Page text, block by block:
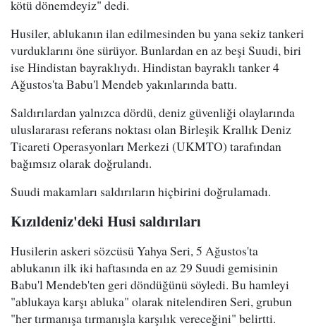
kötü dönemdeyiz" dedi.
Husiler, ablukanın ilan edilmesinden bu yana sekiz tankeri
vurduklarını öne sürüyor. Bunlardan en az beşi Suudi, biri
ise Hindistan bayraklıydı. Hindistan bayraklı tanker 4
Ağustos'ta Babu'l Mendeb yakınlarında battı.
Saldırılardan yalnızca dördü, deniz güvenliği olaylarında
uluslararası referans noktası olan Birleşik Krallık Deniz
Ticareti Operasyonları Merkezi (UKMTO) tarafından
bağımsız olarak doğrulandı.
Suudi makamları saldırıların hiçbirini doğrulamadı.
Kızıldeniz'deki Husi saldırıları
Husilerin askeri sözcüsü Yahya Seri, 5 Ağustos'ta
ablukanın ilk iki haftasında en az 29 Suudi gemisinin
Babu'l Mendeb'ten geri döndüğünü söyledi. Bu hamleyi
"ablukaya karşı abluka" olarak nitelendiren Seri, grubun
"her tırmanışa tırmanışla karşılık vereceğini" belirtti.